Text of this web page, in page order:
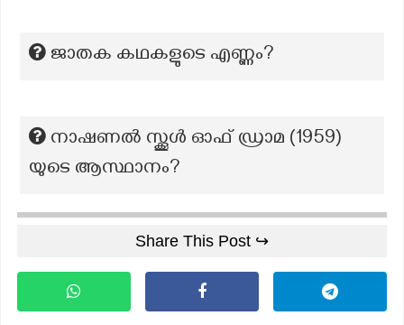
ജാതക കഥകളുടെ എണ്ണം?
നാഷണൽ സ്ക്കൂൾ ഓഫ് ഡ്രാമ (1959)
യുടെ ആസ്ഥാനം?
Share This Post ↪